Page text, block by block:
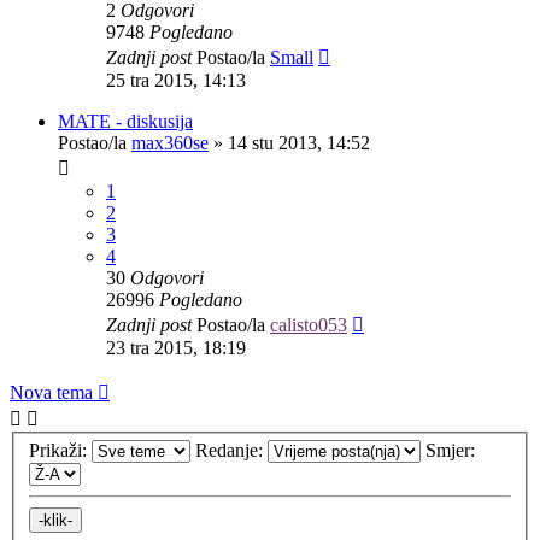
2 Odgovori
9748 Pogledano
Zadnji postPostao/la Small
25 tra 2015, 14:13
MATE - diskusija
Postao/la max360se » 14 stu 2013, 14:52
1
2
3
4
30 Odgovori
26996 Pogledano
Zadnji postPostao/la calisto053
23 tra 2015, 18:19
Nova tema
Prikaži: Redanje: Smjer: